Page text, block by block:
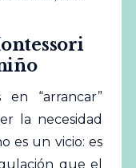
“arrancar”
la necesidad
es un vicio: es
que el